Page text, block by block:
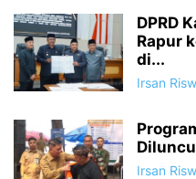
DPRD
Rapur
di...
Irsan
Irsan